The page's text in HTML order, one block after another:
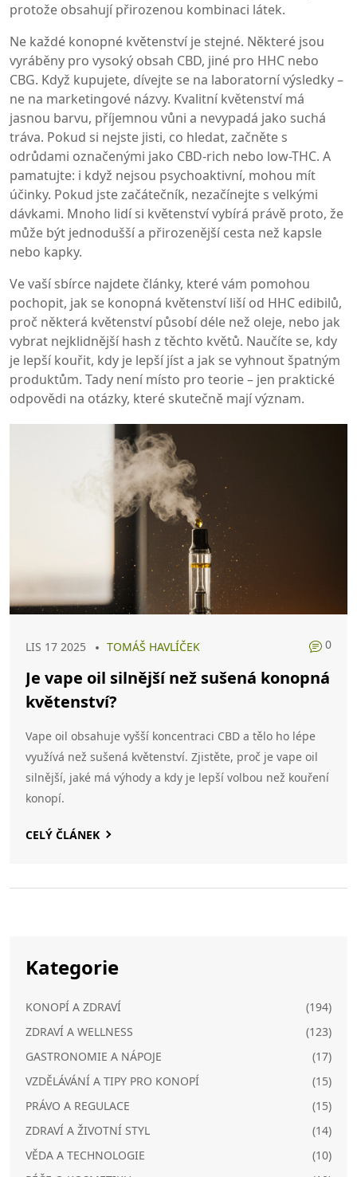
protože obsahují přirozenou kombinaci látek.
Ne každé konopné květenství je stejné. Některé jsou
vyráběny pro vysoký obsah CBD, jiné pro HHC nebo
CBG. Když kupujete, dívejte se na laboratorní výsledky –
ne na marketingové názvy. Kvalitní květenství má
jasnou barvu, příjemnou vůni a nevypadá jako suchá
tráva. Pokud si nejste jisti, co hledat, začněte s
odrůdami označenými jako CBD-rich nebo low-THC. A
pamatujte: i když nejsou psychoaktivní, mohou mít
účinky. Pokud jste začátečník, nezačínejte s velkými
dávkami. Mnoho lidí si květenství vybírá právě proto, že
může být jednodušší a přirozenější cesta než kapsle
nebo kapky.
Ve vaší sbírce najdete články, které vám pomohou
pochopit, jak se konopná květenství liší od HHC edibilů,
proč některá květenství působí déle než oleje, nebo jak
vybrat nejklidnější hash z těchto květů. Naučíte se, kdy
je lepší kouřit, kdy je lepší jíst a jak se vyhnout špatným
produktům. Tady není místo pro teorie – jen praktické
odpovědi na otázky, které skutečně mají význam.
LIS 17 2025 TOMÁŠ HAVLÍČEK 0
Je vape oil silnější než sušená konopná
květenství?
Vape oil obsahuje vyšší koncentraci CBD a tělo ho lépe
využívá než sušená květenství. Zjistěte, proč je vape oil
silnější, jaké má výhody a kdy je lepší volbou než kouření
konopí.
CELÝ ČLÁNEK
Kategorie
KONOPÍ A ZDRAVÍ
(194)
ZDRAVÍ A WELLNESS
(123)
GASTRONOMIE A NÁPOJE
(17)
VZDĚLÁVÁNÍ A TIPY PRO KONOPÍ
(15)
PRÁVO A REGULACE
(15)
ZDRAVÍ A ŽIVOTNÍ STYL
(14)
VĚDA A TECHNOLOGIE
(10)